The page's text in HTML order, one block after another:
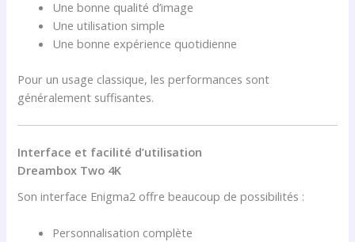
Une bonne qualité d’image
Une utilisation simple
Une bonne expérience quotidienne
Pour un usage classique, les performances sont
généralement suffisantes.
Interface et facilité d’utilisation
Dreambox Two 4K
Son interface Enigma2 offre beaucoup de possibilités :
Personnalisation complète